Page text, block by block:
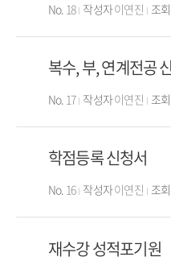
No. 18 작성자이연진 조
복수, 부, 연계전공
No. 17 작성자이연진 조
학점등록 신청서
No. 16 작성자이연진 조
재수강 성적포기원